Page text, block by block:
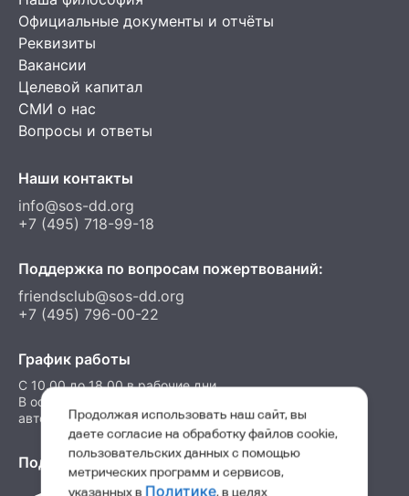
Официальные документы и отчёты
Реквизиты
Вакансии
Целевой капитал
СМИ о нас
Вопросы и ответы
Наши контакты
info@sos-dd.org
+7 (495) 718-99-18
Поддержка по вопросам пожертвований:
friendsclub@sos-dd.org
+7 (495) 796-00-22
График работы
C 10.00 до 18.00 в рабочие дни
В остальные часы можно оставить сообщение на
автоответчик
Подпишитесь на нас в соц. сетях
Продолжая использовать наш сайт, вы
даете согласие на обработку файлов cookie,
пользовательских данных с помощью
метрических программ и сервисов,
указанных в Политике, в целях